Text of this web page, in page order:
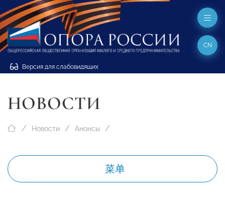
Версия для слабовидящих
CN
НОВОСТИ
Новости Анонсы
菜单